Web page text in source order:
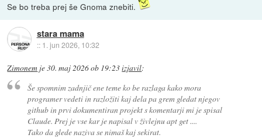
Se bo treba prej še Gnoma znebiti.
stara mama
:: 1. jun 2026, 10:32
Zimonem je30. maj 2026 ob 19:23izjavil:
Še spomnim zadnjič ene teme ko be razlaga kako mora
programer vedeti in razložiti kaj dela pa grem gledat njegov
github in prvi dokumentiran projekt s komentarji mi je spisal
Claude. Prej je vse kar je napisal v živlejnu apt get ....
Tako da glede naziva se nimaš kaj sekirat.